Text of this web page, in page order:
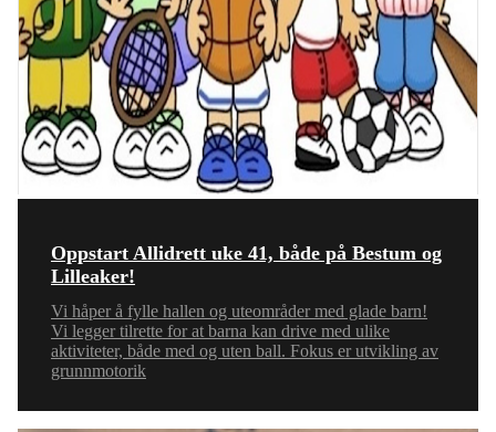
Oppstart Allidrett uke 41, både på Bestum og
Lilleaker!
Vi håper å fylle hallen og uteområder med glade barn!
Vi legger tilrette for at barna kan drive med ulike
aktiviteter, både med og uten ball. Fokus er utvikling av
grunnmotorik